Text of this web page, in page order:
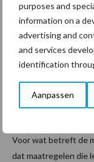
purposes and
information on a
advertising and
and services
identification
Aanpassen
Met dit akkoord
marktbeleid. De
van ernstige
Wat ook blijft is de
miljoen euro. Deze
Voor wat betreft de
dat maatregelen die